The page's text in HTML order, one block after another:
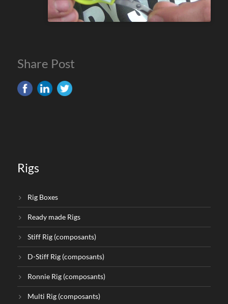
Share Post
Rigs
Rig Boxes
Ready made Rigs
Stiff Rig (composants)
D-Stiff Rig (composants)
Ronnie Rig (composants)
Multi Rig (composants)